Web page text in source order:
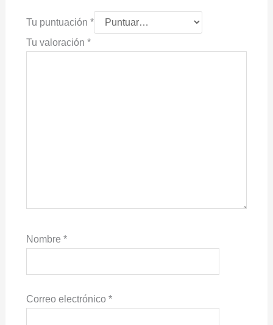
Tu puntuación *
Tu valoración *
Nombre *
Correo electrónico *